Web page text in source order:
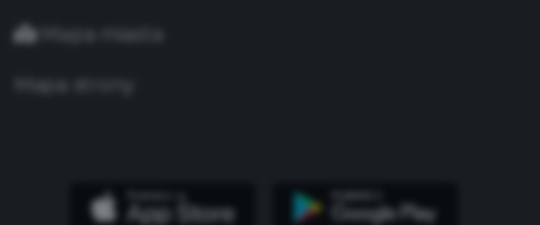
Mapa miasta
Mapa strony